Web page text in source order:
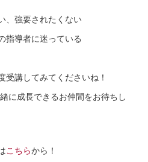
、強要されたくない
指導者に迷っている
講してみてくださいね！
に成長できるお仲間をお待ちし
こちらから！